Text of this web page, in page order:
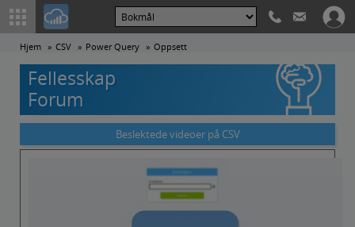
Hjem CSV Power Query Oppsett
Fellesskap
Forum
Beslektede videoer på CSV